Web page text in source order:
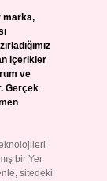
marka,
içerikler
ve
Gerçek
bir Yer
sitedeki